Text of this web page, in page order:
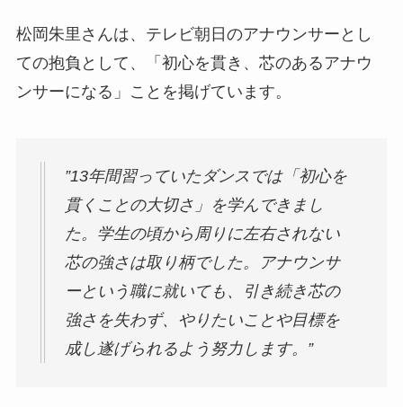
松岡朱里さんは、テレビ朝日のアナウンサーとし
ての抱負として、「初心を貫き、芯のあるアナウ
ンサーになる」ことを掲げています。
”13年間習っていたダンスでは「初心を
貫くことの大切さ」を学んできまし
た。学生の頃から周りに左右されない
芯の強さは取り柄でした。アナウンサ
ーという職に就いても、引き続き芯の
強さを失わず、やりたいことや目標を
成し遂げられるよう努力します。”